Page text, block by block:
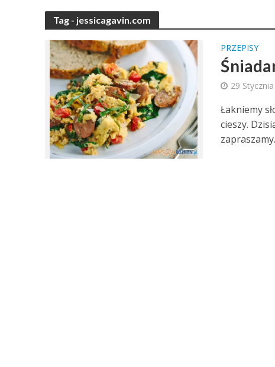
Tag - jessicagavin.com
PRZEPISY
29
Łakniemy
cieszy.